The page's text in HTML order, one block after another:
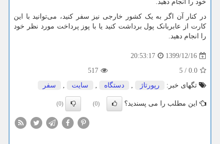
خود را انجام دهید.
در کنار آن اگر به یک کشور خارجی نیز سفر کنید، می‌توانید با این
کارت از عابربانک پول برداشت کنید یا با پوز پرداخت مورد نظر خود
را انجام دهید.
1399/12/16
20:53:17
0.0
/
5
517
تگهای خبر:
رپورتاژ , دستگاه , سایت , سفر
این مطلب را می پسندید؟ (0)
(0)